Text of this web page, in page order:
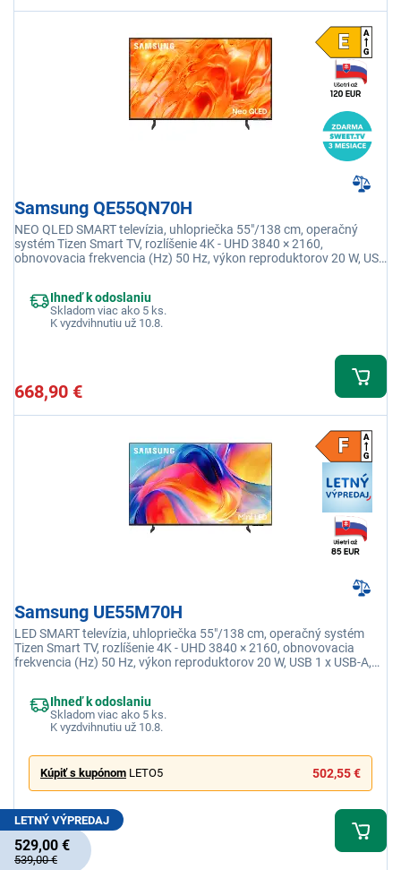
Samsung QE55QN70H
NEO QLED SMART televízia, uhlopriečka 55"/138 cm, operačný
systém Tizen Smart TV, rozlíšenie 4K - UHD 3840 × 2160,
obnovovacia frekvencia (Hz) 50 Hz, výkon reproduktorov 20 W, USB
Ihneď k odoslaniu
Skladom viac ako 5 ks.
K vyzdvihnutiu už 10.8.
668,90 €
Samsung UE55M70H
LED SMART televízia, uhlopriečka 55"/138 cm, operačný systém
Tizen Smart TV, rozlíšenie 4K - UHD 3840 × 2160, obnovovacia
frekvencia (Hz) 50 Hz, výkon reproduktorov 20 W, USB 1 x USB-A,
Ihneď k odoslaniu
Skladom viac ako 5 ks.
K vyzdvihnutiu už 10.8.
Kúpiť s kupónom LETO5 502,55 €
LETNÝ VÝPREDAJ
529,00 €
539,00 €